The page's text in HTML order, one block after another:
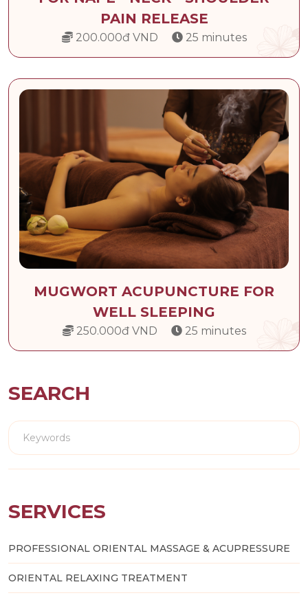
PAIN RELEASE
200.000đ VND 25 minutes
MUGWORT ACUPUNCTURE FOR
WELL SLEEPING
250.000đ VND 25 minutes
SEARCH
SERVICES
PROFESSIONAL ORIENTAL MASSAGE & ACUPRESSURE
ORIENTAL RELAXING TREATMENT